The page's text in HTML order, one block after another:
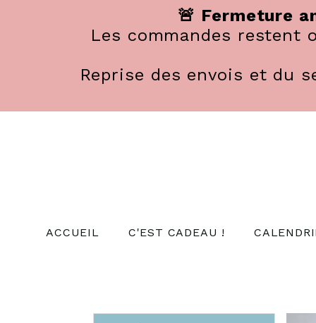
🚨 Fermeture
Les commandes restent
Reprise des envois et du
ACCUEIL C'EST CADEAU !